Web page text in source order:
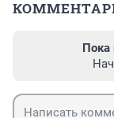
Пока